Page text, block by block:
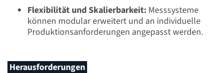
Flexibilität und Skalierbarkeit: Messsysteme
können modular erweitert und an individuelle
Produktionsanforderungen angepasst werden.
Herausforderungen